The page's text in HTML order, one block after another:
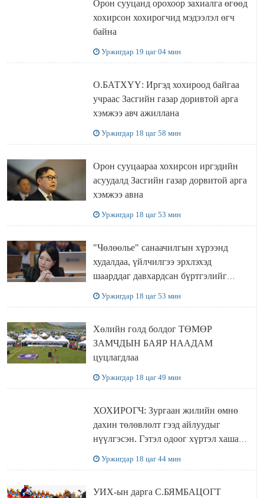
Орон сууцанд орохоор захиалга өгөөд
хохирсон хохирогчид мэдээлэл өгч
байна
Уржигдар 19 цаг 04 мин
О.БАТХҮҮ: Иргэд хохироод байгаа
учраас Засгийн газар доривтой арга
хэмжээ авч ажиллана
Уржигдар 18 цаг 58 мин
Орон сууцаараа хохирсон иргэдийн
асуудалд Засгийн газар дорвитой арга
хэмжээ авна
Уржигдар 18 цаг 53 мин
"Чөлөөлье" санаачилгын хүрээнд
худалдаа, үйлчилгээ эрхлэхэд
шаарддаг давхардсан бүртгэлийг
Уржигдар 18 цаг 53 мин
Хөлийн голд болдог ТӨМӨР
ЗАМЧДЫН БАЯР НААДАМ
цуцлагдлаа
Уржигдар 18 цаг 49 мин
ХОХИРОГЧ: Зургаан жилийн өмнө
дахин төлөвлөлт гээд айлуудыг
нүүлгэсэн. Гэтэл одоог хүртэл хашаа
Уржигдар 18 цаг 44 мин
УИХ-ын дарга С.БЯМБАЦОГТ